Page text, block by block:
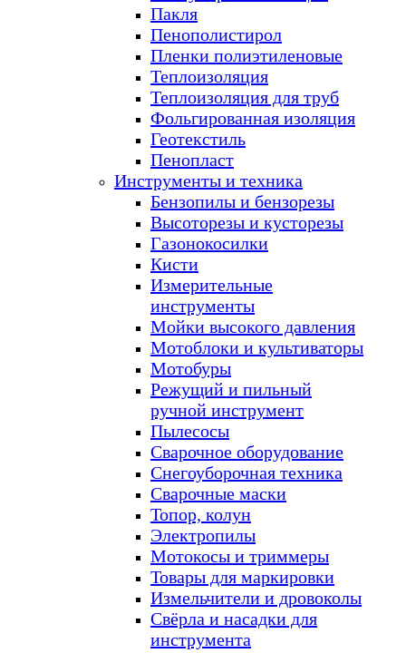
Пакля
Пенополистирол
Пленки полиэтиленовые
Теплоизоляция
Теплоизоляция для труб
Фольгированная изоляция
Геотекстиль
Пенопласт
Инструменты и техника
Бензопилы и бензорезы
Высоторезы и кусторезы
Газонокосилки
Кисти
Измерительные
инструменты
Мойки высокого давления
Мотоблоки и культиваторы
Мотобуры
Режущий и пильный
ручной инструмент
Пылесосы
Сварочное оборудование
Снегоуборочная техника
Сварочные маски
Топор, колун
Электропилы
Мотокосы и триммеры
Товары для маркировки
Измельчители и дровоколы
Свёрла и насадки для
инструмента